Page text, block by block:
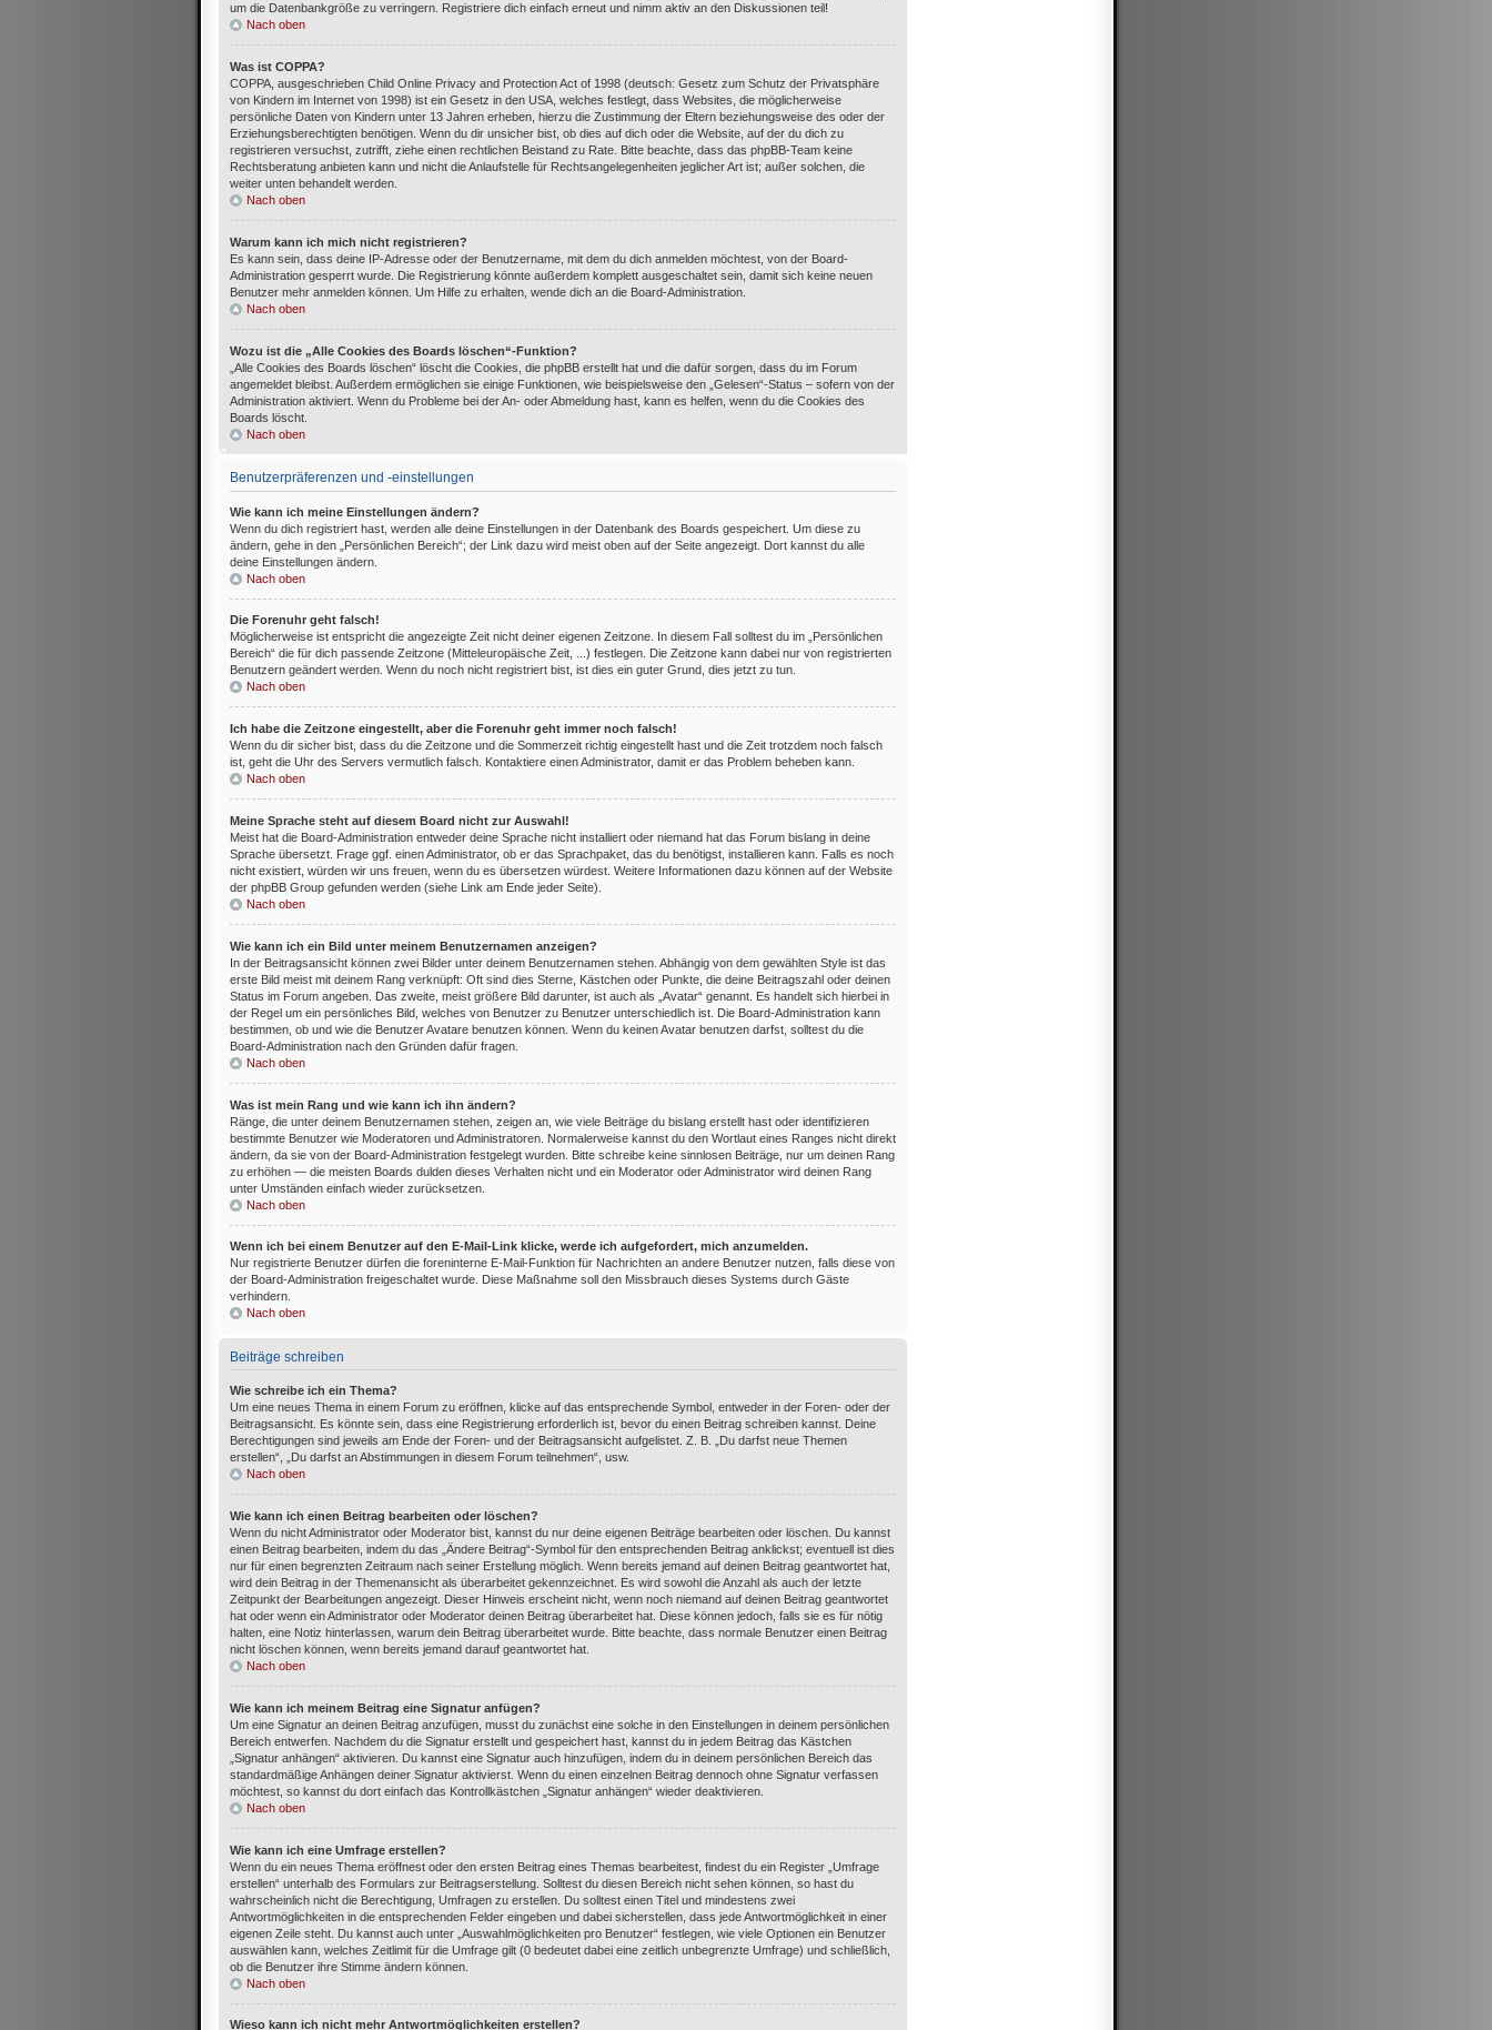
um die Datenbankgröße zu verringern. Registriere dich einfach erneut und nimm aktiv an den Diskussionen teil!
Nach oben
Was ist COPPA?
COPPA, ausgeschrieben Child Online Privacy and Protection Act of 1998 (deutsch: Gesetz zum Schutz der Privatsphäre
von Kindern im Internet von 1998) ist ein Gesetz in den USA, welches festlegt, dass Websites, die möglicherweise
persönliche Daten von Kindern unter 13 Jahren erheben, hierzu die Zustimmung der Eltern beziehungsweise des oder der
Erziehungsberechtigten benötigen. Wenn du dir unsicher bist, ob dies auf dich oder die Website, auf der du dich zu
registrieren versuchst, zutrifft, ziehe einen rechtlichen Beistand zu Rate. Bitte beachte, dass das phpBB-Team keine
Rechtsberatung anbieten kann und nicht die Anlaufstelle für Rechtsangelegenheiten jeglicher Art ist; außer solchen, die
weiter unten behandelt werden.
Nach oben
Warum kann ich mich nicht registrieren?
Es kann sein, dass deine IP-Adresse oder der Benutzername, mit dem du dich anmelden möchtest, von der Board-
Administration gesperrt wurde. Die Registrierung könnte außerdem komplett ausgeschaltet sein, damit sich keine neuen
Benutzer mehr anmelden können. Um Hilfe zu erhalten, wende dich an die Board-Administration.
Nach oben
Wozu ist die „Alle Cookies des Boards löschen“-Funktion?
„Alle Cookies des Boards löschen“ löscht die Cookies, die phpBB erstellt hat und die dafür sorgen, dass du im Forum
angemeldet bleibst. Außerdem ermöglichen sie einige Funktionen, wie beispielsweise den „Gelesen“-Status – sofern von der
Administration aktiviert. Wenn du Probleme bei der An- oder Abmeldung hast, kann es helfen, wenn du die Cookies des
Boards löscht.
Nach oben
Benutzerpräferenzen und -einstellungen
Wie kann ich meine Einstellungen ändern?
Wenn du dich registriert hast, werden alle deine Einstellungen in der Datenbank des Boards gespeichert. Um diese zu
ändern, gehe in den „Persönlichen Bereich“; der Link dazu wird meist oben auf der Seite angezeigt. Dort kannst du alle
deine Einstellungen ändern.
Nach oben
Die Forenuhr geht falsch!
Möglicherweise ist entspricht die angezeigte Zeit nicht deiner eigenen Zeitzone. In diesem Fall solltest du im „Persönlichen
Bereich“ die für dich passende Zeitzone (Mitteleuropäische Zeit, ...) festlegen. Die Zeitzone kann dabei nur von registrierten
Benutzern geändert werden. Wenn du noch nicht registriert bist, ist dies ein guter Grund, dies jetzt zu tun.
Nach oben
Ich habe die Zeitzone eingestellt, aber die Forenuhr geht immer noch falsch!
Wenn du dir sicher bist, dass du die Zeitzone und die Sommerzeit richtig eingestellt hast und die Zeit trotzdem noch falsch
ist, geht die Uhr des Servers vermutlich falsch. Kontaktiere einen Administrator, damit er das Problem beheben kann.
Nach oben
Meine Sprache steht auf diesem Board nicht zur Auswahl!
Meist hat die Board-Administration entweder deine Sprache nicht installiert oder niemand hat das Forum bislang in deine
Sprache übersetzt. Frage ggf. einen Administrator, ob er das Sprachpaket, das du benötigst, installieren kann. Falls es noch
nicht existiert, würden wir uns freuen, wenn du es übersetzen würdest. Weitere Informationen dazu können auf der Website
der phpBB Group gefunden werden (siehe Link am Ende jeder Seite).
Nach oben
Wie kann ich ein Bild unter meinem Benutzernamen anzeigen?
In der Beitragsansicht können zwei Bilder unter deinem Benutzernamen stehen. Abhängig von dem gewählten Style ist das
erste Bild meist mit deinem Rang verknüpft: Oft sind dies Sterne, Kästchen oder Punkte, die deine Beitragszahl oder deinen
Status im Forum angeben. Das zweite, meist größere Bild darunter, ist auch als „Avatar“ genannt. Es handelt sich hierbei in
der Regel um ein persönliches Bild, welches von Benutzer zu Benutzer unterschiedlich ist. Die Board-Administration kann
bestimmen, ob und wie die Benutzer Avatare benutzen können. Wenn du keinen Avatar benutzen darfst, solltest du die
Board-Administration nach den Gründen dafür fragen.
Nach oben
Was ist mein Rang und wie kann ich ihn ändern?
Ränge, die unter deinem Benutzernamen stehen, zeigen an, wie viele Beiträge du bislang erstellt hast oder identifizieren
bestimmte Benutzer wie Moderatoren und Administratoren. Normalerweise kannst du den Wortlaut eines Ranges nicht direkt
ändern, da sie von der Board-Administration festgelegt wurden. Bitte schreibe keine sinnlosen Beiträge, nur um deinen Rang
zu erhöhen — die meisten Boards dulden dieses Verhalten nicht und ein Moderator oder Administrator wird deinen Rang
unter Umständen einfach wieder zurücksetzen.
Nach oben
Wenn ich bei einem Benutzer auf den E-Mail-Link klicke, werde ich aufgefordert, mich anzumelden.
Nur registrierte Benutzer dürfen die foreninterne E-Mail-Funktion für Nachrichten an andere Benutzer nutzen, falls diese von
der Board-Administration freigeschaltet wurde. Diese Maßnahme soll den Missbrauch dieses Systems durch Gäste
verhindern.
Nach oben
Beiträge schreiben
Wie schreibe ich ein Thema?
Um eine neues Thema in einem Forum zu eröffnen, klicke auf das entsprechende Symbol, entweder in der Foren- oder der
Beitragsansicht. Es könnte sein, dass eine Registrierung erforderlich ist, bevor du einen Beitrag schreiben kannst. Deine
Berechtigungen sind jeweils am Ende der Foren- und der Beitragsansicht aufgelistet. Z. B. „Du darfst neue Themen
erstellen“, „Du darfst an Abstimmungen in diesem Forum teilnehmen“, usw.
Nach oben
Wie kann ich einen Beitrag bearbeiten oder löschen?
Wenn du nicht Administrator oder Moderator bist, kannst du nur deine eigenen Beiträge bearbeiten oder löschen. Du kannst
einen Beitrag bearbeiten, indem du das „Ändere Beitrag“-Symbol für den entsprechenden Beitrag anklickst; eventuell ist dies
nur für einen begrenzten Zeitraum nach seiner Erstellung möglich. Wenn bereits jemand auf deinen Beitrag geantwortet hat,
wird dein Beitrag in der Themenansicht als überarbeitet gekennzeichnet. Es wird sowohl die Anzahl als auch der letzte
Zeitpunkt der Bearbeitungen angezeigt. Dieser Hinweis erscheint nicht, wenn noch niemand auf deinen Beitrag geantwortet
hat oder wenn ein Administrator oder Moderator deinen Beitrag überarbeitet hat. Diese können jedoch, falls sie es für nötig
halten, eine Notiz hinterlassen, warum dein Beitrag überarbeitet wurde. Bitte beachte, dass normale Benutzer einen Beitrag
nicht löschen können, wenn bereits jemand darauf geantwortet hat.
Nach oben
Wie kann ich meinem Beitrag eine Signatur anfügen?
Um eine Signatur an deinen Beitrag anzufügen, musst du zunächst eine solche in den Einstellungen in deinem persönlichen
Bereich entwerfen. Nachdem du die Signatur erstellt und gespeichert hast, kannst du in jedem Beitrag das Kästchen
„Signatur anhängen“ aktivieren. Du kannst eine Signatur auch hinzufügen, indem du in deinem persönlichen Bereich das
standardmäßige Anhängen deiner Signatur aktivierst. Wenn du einen einzelnen Beitrag dennoch ohne Signatur verfassen
möchtest, so kannst du dort einfach das Kontrollkästchen „Signatur anhängen“ wieder deaktivieren.
Nach oben
Wie kann ich eine Umfrage erstellen?
Wenn du ein neues Thema eröffnest oder den ersten Beitrag eines Themas bearbeitest, findest du ein Register „Umfrage
erstellen“ unterhalb des Formulars zur Beitragserstellung. Solltest du diesen Bereich nicht sehen können, so hast du
wahrscheinlich nicht die Berechtigung, Umfragen zu erstellen. Du solltest einen Titel und mindestens zwei
Antwortmöglichkeiten in die entsprechenden Felder eingeben und dabei sicherstellen, dass jede Antwortmöglichkeit in einer
eigenen Zeile steht. Du kannst auch unter „Auswahlmöglichkeiten pro Benutzer“ festlegen, wie viele Optionen ein Benutzer
auswählen kann, welches Zeitlimit für die Umfrage gilt (0 bedeutet dabei eine zeitlich unbegrenzte Umfrage) und schließlich,
ob die Benutzer ihre Stimme ändern können.
Nach oben
Wieso kann ich nicht mehr Antwortmöglichkeiten erstellen?